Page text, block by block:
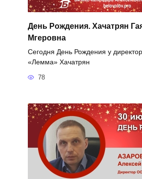
День Рождения. Хачатрян
Мгеровна
Сегодня День Рождения у
«Лемма» Хачатрян
78